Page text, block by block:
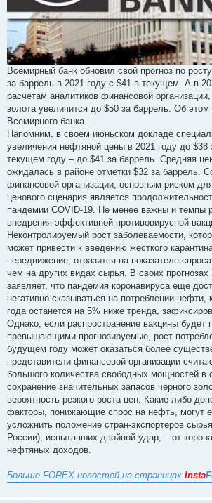
Всемирный банк обновил свой прогноз по
за баррель в 2021 году с $41 в текущем. А в
расчетам аналитиков финансовой
золота увеличится до $50 за баррель. Об этом
Всемирного банка.
Напомним, в своем июньском докладе
увеличения нефтяной цены в 2021 году до $38
текущем году – до $41 за баррель. Средняя
ожидалась в районе отметки $32 за баррель.
финансовой организации, основным риском
ценового сценария является
пандемии COVID-19. Не менее важны и темпы
внедрения эффективной противовирусной
Неконтролируемый рост заболеваемости,
может привести к введению жесткого
передвижение, отразится на показателе
чем на других видах сырья. В своих
заявляет, что пандемия коронавируса еще
негативно сказываться на потреблении нефти,
года останется на 5% ниже тренда,
Однако, если распространение вакцины будет
превышающими прогнозируемые, рост
будущем году может оказаться более
представители финансовой организации
большого количества свободных мощностей
сохранение значительных запасов черного
вероятность резкого роста цен. Какие-либо
факторы, понижающие спрос на нефть, могут
усложнить положение стран-экспортеров
России), испытавших двойной удар, – от
нефтяных доходов.
Больше FOREX-новостей на страницах Insta